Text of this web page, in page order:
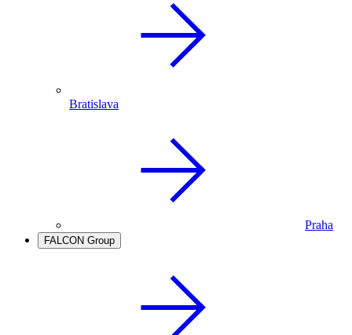
Bratislava
Praha
FALCON Group